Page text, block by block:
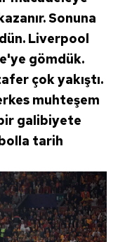
Sonuna
dün. Liverpool
gömdük.
çok yakıştı.
muhteşem
galibiyete
tarih